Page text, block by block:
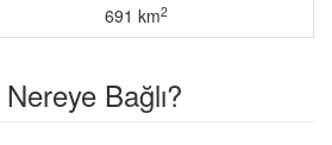
691 km2
Bağlı?